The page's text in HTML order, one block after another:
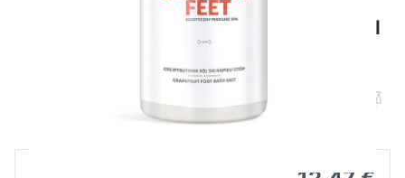
Farmona smooth feet grapefruitová sůl